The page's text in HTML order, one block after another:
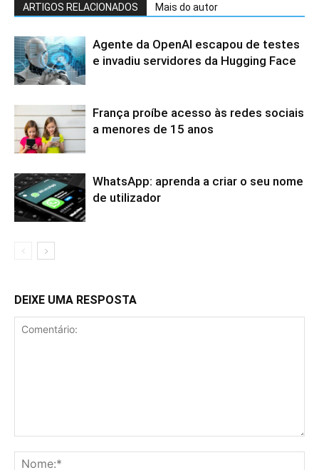
ARTIGOS RELACIONADOS Mais do autor
Agente da OpenAI escapou de testes
e invadiu servidores da Hugging Face
França proíbe acesso às redes sociais
a menores de 15 anos
WhatsApp: aprenda a criar o seu nome
de utilizador
DEIXE UMA RESPOSTA